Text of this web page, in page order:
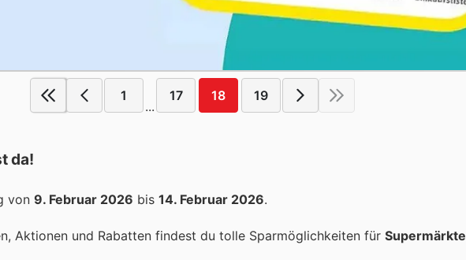
1
...
17 18 19
da!
von 9. Februar 2026 bis 14. Februar 2026.
Aktionen und Rabatten findest du tolle Sparmöglichkeiten für Supermärkte